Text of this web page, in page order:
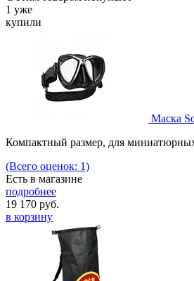
1 уже
купили
Маска
Компактный размер, для
(Всего оценок: 1)
Есть в магазине
подробнее
19 170 руб.
в корзину